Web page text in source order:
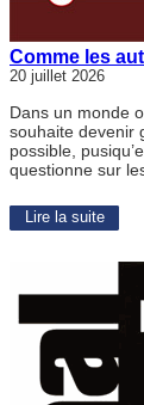
Comme les
20 juillet 2026
Dans un monde
souhaite devenir
possible,
questionne sur
Lire la suite